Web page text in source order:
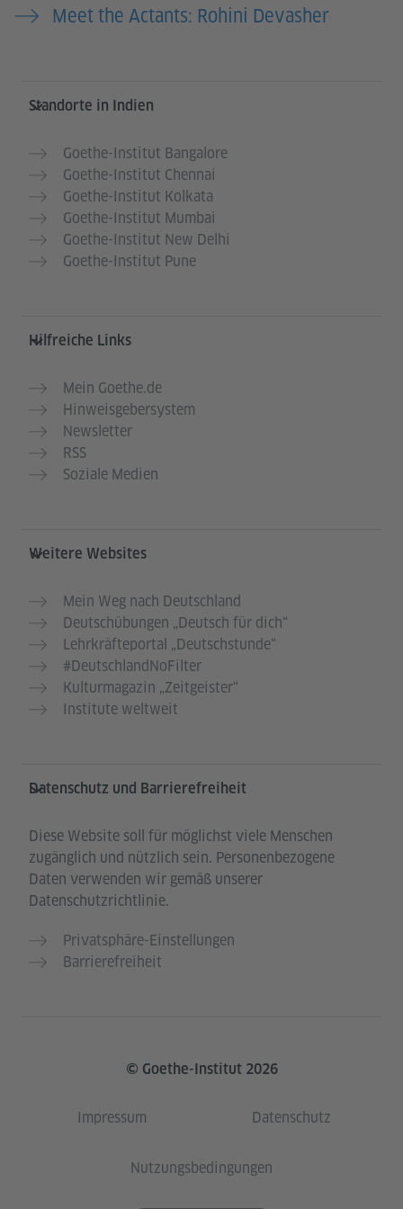
Meet the Actants: Rohini Devasher
Service- und Informationsbereich
Standorte in Indien
Goethe-Institut Bangalore
Goethe-Institut Chennai
Goethe-Institut Kolkata
Goethe-Institut Mumbai
Goethe-Institut New Delhi
Goethe-Institut Pune
Hilfreiche Links
Mein Goethe.de
Hinweisgebersystem
Newsletter
RSS
Soziale Medien
Weitere Websites
Mein Weg nach Deutschland
Deutschübungen „Deutsch für dich“
Lehrkräfteportal „Deutschstunde“
#DeutschlandNoFilter
Kulturmagazin „Zeitgeister“
Institute weltweit
Datenschutz und Barrierefreiheit
Diese Website soll für möglichst viele Menschen
zugänglich und nützlich sein. Personenbezogene
Daten verwenden wir gemäß unserer
Datenschutzrichtlinie.
Privatsphäre-Einstellungen
Barrierefreiheit
© Goethe-Institut 2026
Impressum Datenschutz
Nutzungsbedingungen